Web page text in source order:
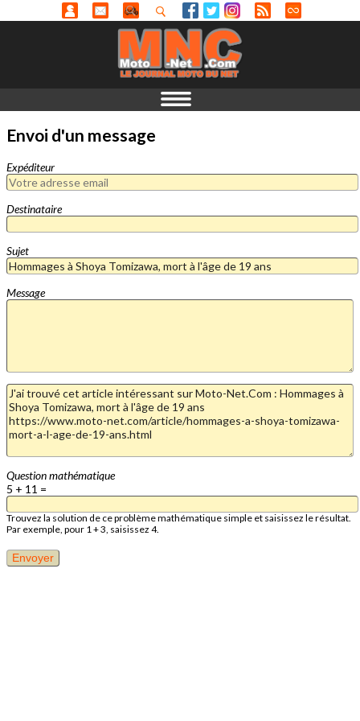
Envoi d'un message
Expéditeur
Destinataire
Sujet
Message
Question mathématique
5 + 11 =
Trouvez la solution de ce problème mathématique simple et saisissez le résultat.
Par exemple, pour 1 + 3, saisissez 4.